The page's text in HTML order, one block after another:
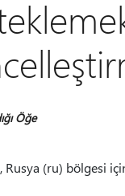
Öğe
Rusya (ru) bölgesi